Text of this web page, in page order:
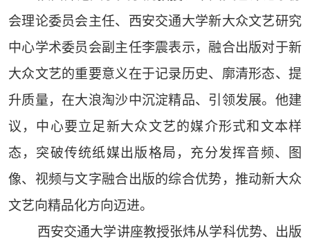
会理论委员会主任、西安交通大学新大众文艺研究
中心学术委员会副主任李震表示，融合出版对于新
大众文艺的重要意义在于记录历史、廓清形态、提
升质量，在大浪淘沙中沉淀精品、引领发展。他建
议，中心要立足新大众文艺的媒介形式和文本样
态，突破传统纸媒出版格局，充分发挥音频、图
像、视频与文字融合出版的综合优势，推动新大众
文艺向精品化方向迈进。
西安交通大学讲座教授张炜从学科优势、出版